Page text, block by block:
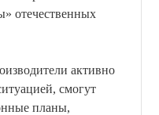
отечественных
активно
смогут
планы,